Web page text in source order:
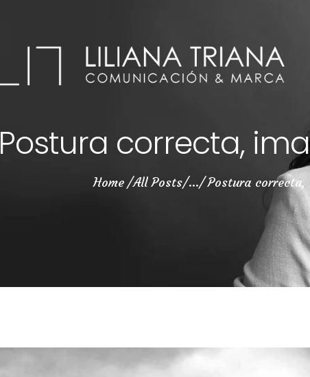
Postura correcta,
Home All Posts ... Postura